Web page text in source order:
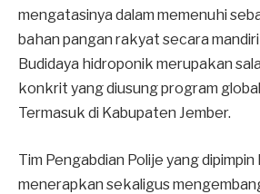
mengatasinya dalam memenuhi
bahan pangan rakyat secara
Budidaya hidroponik merupakan
konkrit yang diusung program
Termasuk di Kabupaten Jember.
Tim Pengabdian Polije yang
menerapkan sekaligus